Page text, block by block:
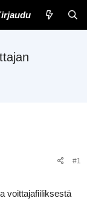
#1
voittajafiiliksestä